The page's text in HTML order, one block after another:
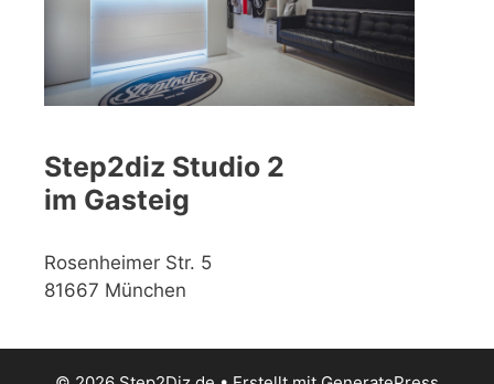
Step2diz Studio 2
im Gasteig
Rosenheimer Str. 5
81667 München